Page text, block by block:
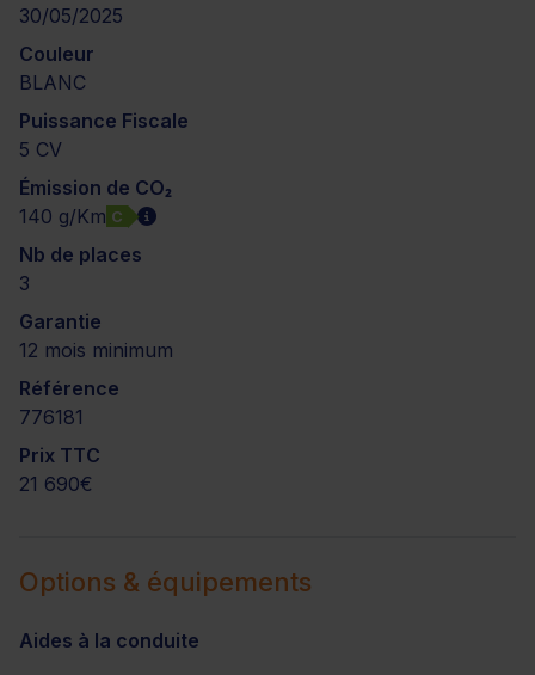
30/05/2025
Couleur
BLANC
Puissance Fiscale
5 CV
Émission de CO₂
140 g/Km C
Nb de places
3
Garantie
12 mois minimum
Référence
776181
Prix TTC
21 690€
Options & équipements
Aides à la conduite